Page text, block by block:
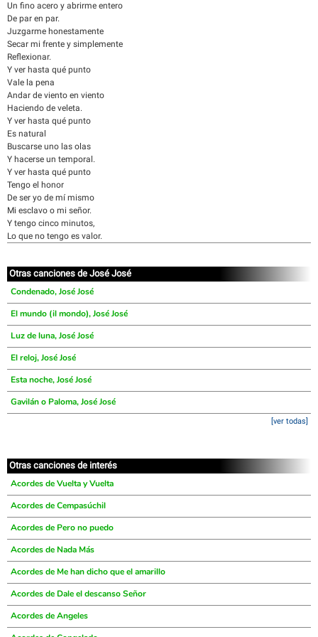
Un fino acero y abrirme entero
De par en par.
Juzgarme honestamente
Secar mi frente y simplemente
Reflexionar.
Y ver hasta qué punto
Vale la pena
Andar de viento en viento
Haciendo de veleta.
Y ver hasta qué punto
Es natural
Buscarse uno las olas
Y hacerse un temporal.
Y ver hasta qué punto
Tengo el honor
De ser yo de mí mismo
Mi esclavo o mi señor.
Y tengo cinco minutos,
Lo que no tengo es valor.
Otras canciones de José José
Condenado, José José
El mundo (il mondo), José José
Luz de luna, José José
El reloj, José José
Esta noche, José José
Gavilán o Paloma, José José
[ver todas]
Otras canciones de interés
Acordes de Vuelta y Vuelta
Acordes de Cempasúchil
Acordes de Pero no puedo
Acordes de Nada Más
Acordes de Me han dicho que el amarillo
Acordes de Dale el descanso Señor
Acordes de Angeles